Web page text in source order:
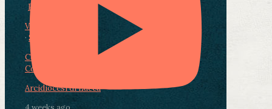
Photo
View on Facebook
· Share
Condividi su Facebook
Condividi su LinkedIn
Arcidiocesi di Lucca